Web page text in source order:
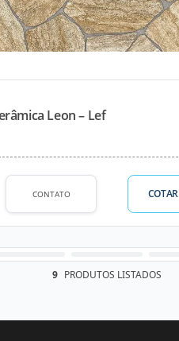
Leon – Lef
CONTATO COTAR
9 PRODUTOS LISTADOS